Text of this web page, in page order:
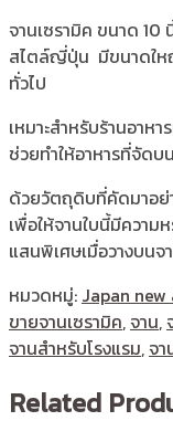
จานเซรามิค ขนาด 10
สไตล์ญี่ปุ่น มีขนาดให
ทั่วไป
เหมาะสำหรับร้านอาหา
ช่วยทำให้อาหารที่จัด
ด้วยวัตถุดิบที่คัดมาอย่
เพื่อให้จานใบนี้มีความ
แสนพิเศษเมื่อวางบนจ
หมวดหมู่: Japan
ขายจานเซรามิค,จาน,
จานสำหรับโรงแรม,จา
Related